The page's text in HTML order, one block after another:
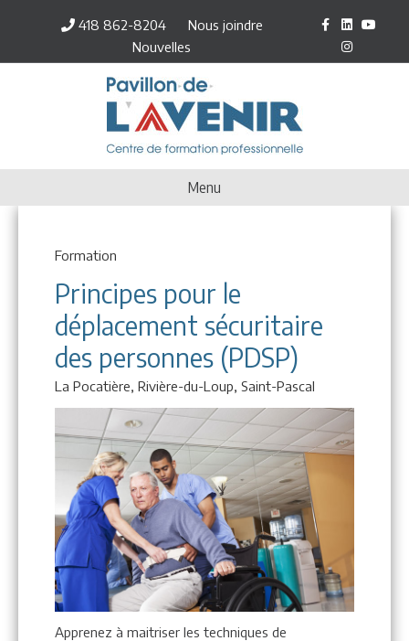
418 862-8204
Nous joindre
Nouvelles
Facebook
LinkedinYoutube
Menu
Formation
Principes pour le
déplacement sécuritaire
des personnes (PDSP)
La Pocatière, Rivière-du-Loup, Saint-Pascal
Apprenez à maitriser les techniques de